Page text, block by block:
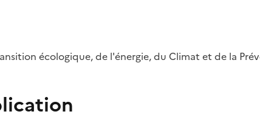
écologique, de l'énergie, du Climat et de la